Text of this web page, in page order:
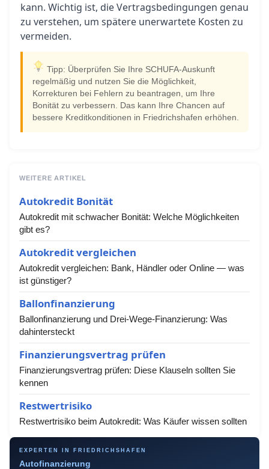
kann. Wichtig ist, die Vertragsbedingungen genau
zu verstehen, um spätere unerwartete Kosten zu
vermeiden.
Tipp: Überprüfen Sie Ihre SCHUFA-Auskunft
regelmäßig und nutzen Sie die Möglichkeit,
Korrekturen bei Fehlern zu beantragen, um Ihre
Bonität zu verbessern. Das kann Ihre Chancen auf
bessere Kreditkonditionen in Friedrichshafen erhöhen.
WEITERE ARTIKEL
Autokredit Bonität
Autokredit mit schwacher Bonität: Welche Möglichkeiten
gibt es?
Autokredit vergleichen
Autokredit vergleichen: Bank, Händler oder Online — was
ist günstiger?
Ballonfinanzierung
Ballonfinanzierung und Drei-Wege-Finanzierung: Was
dahintersteckt
Finanzierungsvertrag prüfen
Finanzierungsvertrag prüfen: Diese Klauseln sollten Sie
kennen
Restwertrisiko
Restwertrisiko beim Autokredit: Was Käufer wissen sollten
EXPERTEN IN FRIEDRICHSHAFEN
Autofinanzierung